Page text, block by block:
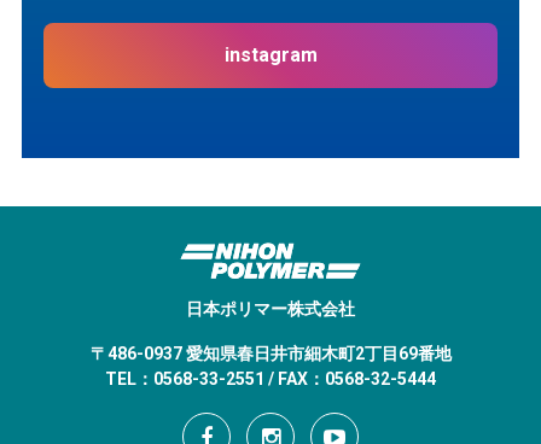
instagram
日本ポリマー株式会社
〒486-0937 愛知県春日井市細木町2丁目69番地
TEL：0568-33-2551 / FAX：0568-32-5444